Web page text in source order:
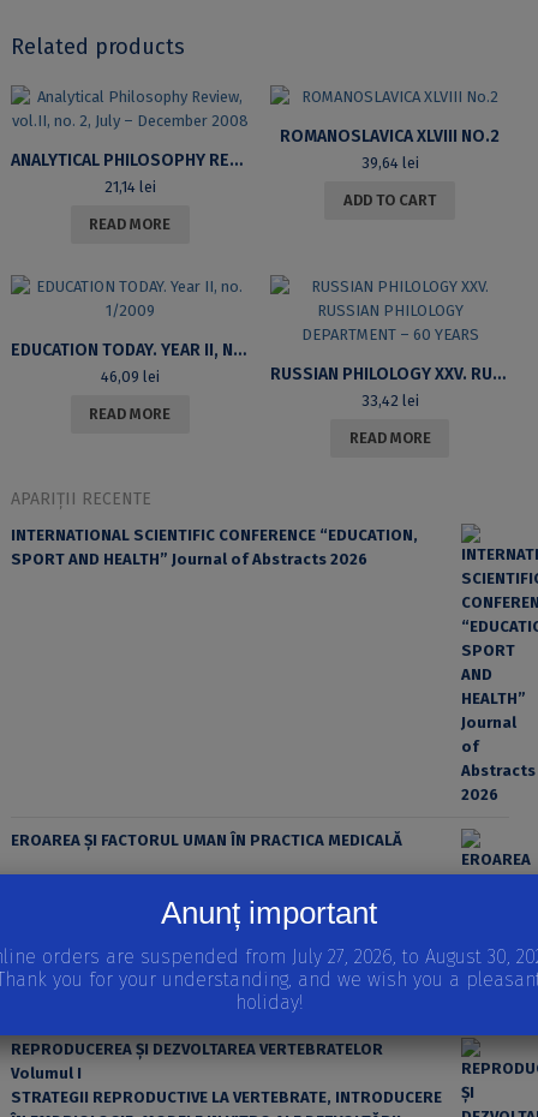
Related products
ANALYTICAL PHILOSOPHY REVIEW, VOL.II, NO. 2, JULY – DECEMBER 2008
21,14 lei
READ MORE
ROMANOSLAVICA XLVIII NO.2
39,64 lei
ADD TO CART
EDUCATION TODAY. YEAR II, NO. 1/2009
46,09 lei
READ MORE
RUSSIAN PHILOLOGY XXV. RUSSIAN PHILOLOGY DEPARTMENT – 60 YEARS
33,42 lei
READ MORE
APARIȚII RECENTE
INTERNATIONAL SCIENTIFIC CONFERENCE “EDUCATION,
SPORT AND HEALTH” Journal of Abstracts 2026
EROAREA ȘI FACTORUL UMAN ÎN PRACTICA MEDICALĂ
REPRODUCEREA ȘI DEZVOLTAREA VERTEBRATELOR
Volumul I
STRATEGII REPRODUCTIVE LA VERTEBRATE, INTRODUCERE
Anunț important
orders are suspended from July 27, 2026, to August 30,
you for your understanding, and we wish you a
holiday!